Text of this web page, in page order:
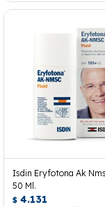
Isdin Eryfotona Ak
50 Ml.
$ 4.131